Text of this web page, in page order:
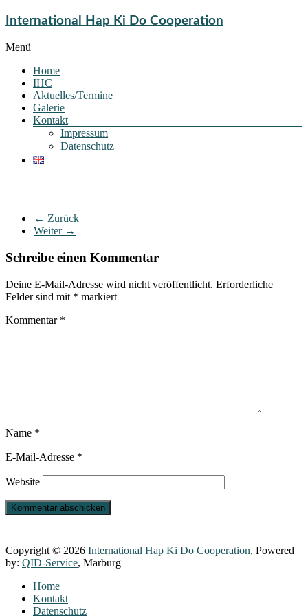
International Hap Ki Do Cooperation
Menü
Home
IHC
Aktuelles/Termine
Galerie
Kontakt
Impressum
Datenschutz
← Zurück
Weiter →
Schreibe einen Kommentar
Deine E-Mail-Adresse wird nicht veröffentlicht. Erforderliche
Felder sind mit * markiert
Kommentar *
Name *
E-Mail-Adresse *
Website
Copyright © 2026 International Hap Ki Do Cooperation, Powered
by: QID-Service, Marburg
Home
Kontakt
Datenschutz